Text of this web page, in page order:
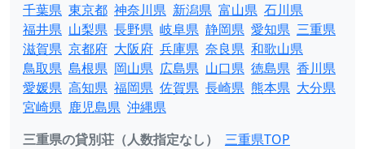
千葉県 東京都 神奈川県 新潟県 富山県 石川県
福井県 山梨県 長野県 岐阜県 静岡県 愛知県 三重県
滋賀県 京都府 大阪府 兵庫県 奈良県 和歌山県
鳥取県 島根県 岡山県 広島県 山口県 徳島県 香川県
愛媛県 高知県 福岡県 佐賀県 長崎県 熊本県 大分県
宮崎県 鹿児島県 沖縄県
三重県の貸別荘（人数指定なし）
三重県TOP